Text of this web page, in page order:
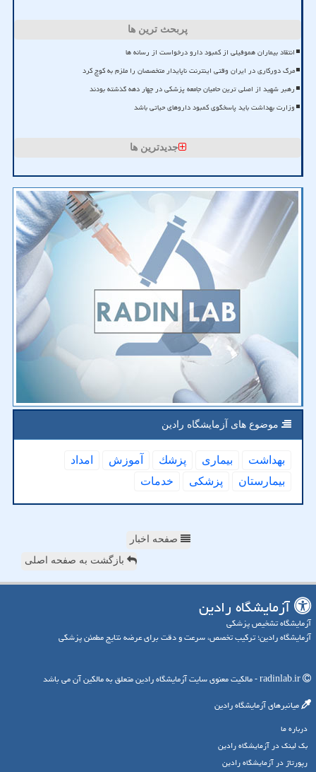
پربحث ترین ها
انتقاد بیماران هموفیلی از کمبود دارو درخواست از رسانه ها
مرگ دورکاری در ایران وقتی اینترنت ناپایدار متخصصان را ملزم به کوچ کرد
رهبر شهید از اصلی ترین حامیان جامعه پزشکی در چهار دهه گذشته بودند
وزارت بهداشت باید پاسخگوی کمبود داروهای حیاتی باشد
جدیدترین ها
موضوع های آزمایشگاه رادین
بهداشت بیماری پزشك آموزش
امداد
بیمارستان
پزشكی خدمات
صفحه اخبار
بازگشت به صفحه اصلی
آزمایشگاه رادین
آزمایشگاه تشخیص پزشکی
آزمایشگاه رادین؛ ترکیب تخصص، سرعت و دقت برای عرضه نتایج مطمئن پزشکی
میانبرهای آزمایشگاه رادین
درباره ما
بک لینک در آزمایشگاه رادین
رپورتاژ در آزمایشگاه رادین